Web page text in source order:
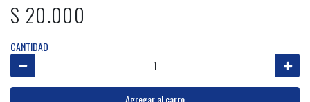
$ 20.000
CANTIDAD
Agregar al carro